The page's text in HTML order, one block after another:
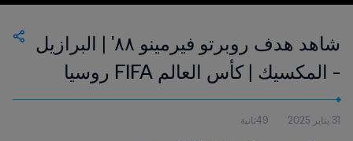
شاهد هدف روبرتو فيرمينو ٨٨' | البرازيل
- المكسيك | كأس العالم FIFA روسيا
٢٠١٨
31 يناير 2025 49ثانية